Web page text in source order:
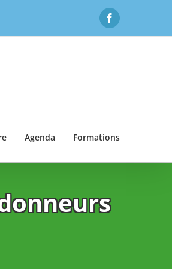
Facebook
Agenda Formations